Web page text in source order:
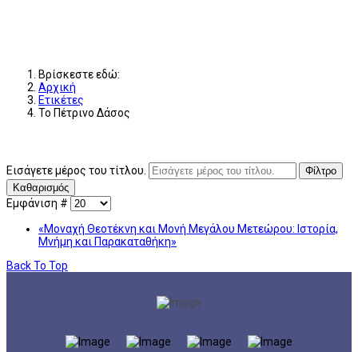
Βρίσκεστε εδώ:
Αρχική
Ετικέτες
Το Πέτρινο Δάσος
Εισάγετε μέρος του τίτλου.
Φίλτρο
Καθαρισμός
Εμφάνιση #
«Μοναχή Θεοτέκνη και Μονή Μεγάλου Μετεώρου: Ιστορία,
Μνήμη και Παρακαταθήκη»
Back To Top